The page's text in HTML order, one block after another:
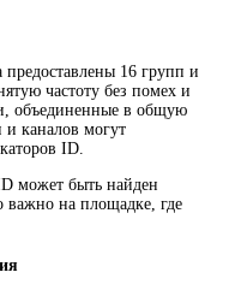
16 групп и
частоту без помех и
объединенные в общую
и каналов могут
ID.
может быть найден
важно на площадке, где